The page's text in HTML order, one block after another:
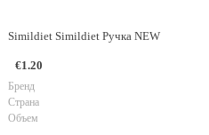
Simildiet Simildiet Ручка NEW
€1.20
Бренд
Страна
Объем